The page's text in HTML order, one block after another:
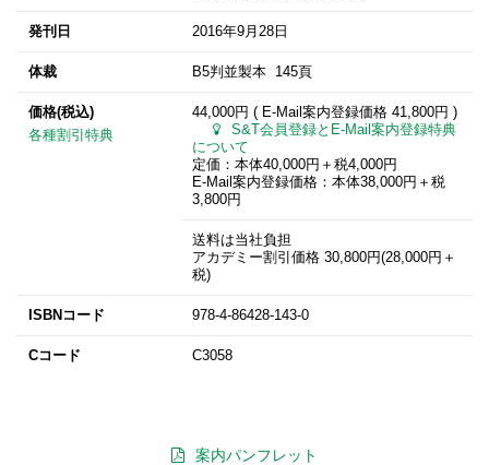
発刊日 2016年9月28日
体裁 B5判並製本 145頁
価格(税込)
各種割引特典
44,000円 ( E-Mail案内登録価格 41,800円 )
S&T会員登録とE-Mail案内登録特典
について
定価：本体40,000円＋税4,000円
E-Mail案内登録価格：本体38,000円＋税
3,800円
送料は当社負担
アカデミー割引価格 30,800円(28,000円＋
税)
ISBNコード 978-4-86428-143-0
Cコード C3058
案内パンフレット